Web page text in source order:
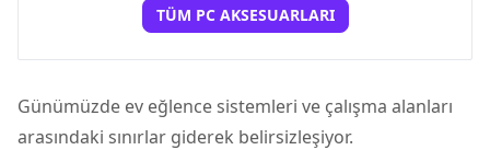
TÜM PC AKSESUARLARI
Günümüzde ev eğlence sistemleri ve çalışma alanları
arasındaki sınırlar giderek belirsizleşiyor.